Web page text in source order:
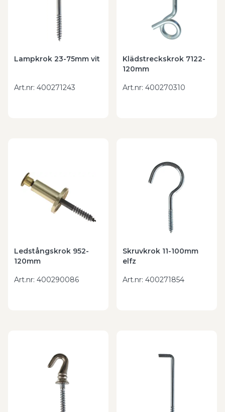
Lampkrok 23-75mm vit
Art.nr: 400271243
Klädstreckskrok 7122-
120mm
Art.nr: 400270310
Ledstångskrok 952-
120mm
Art.nr: 400290086
Skruvkrok 11-100mm
elfz
Art.nr: 400271854